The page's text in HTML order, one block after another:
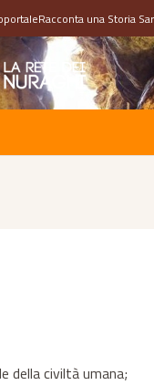
Racconta una Storia
della civiltà umana;